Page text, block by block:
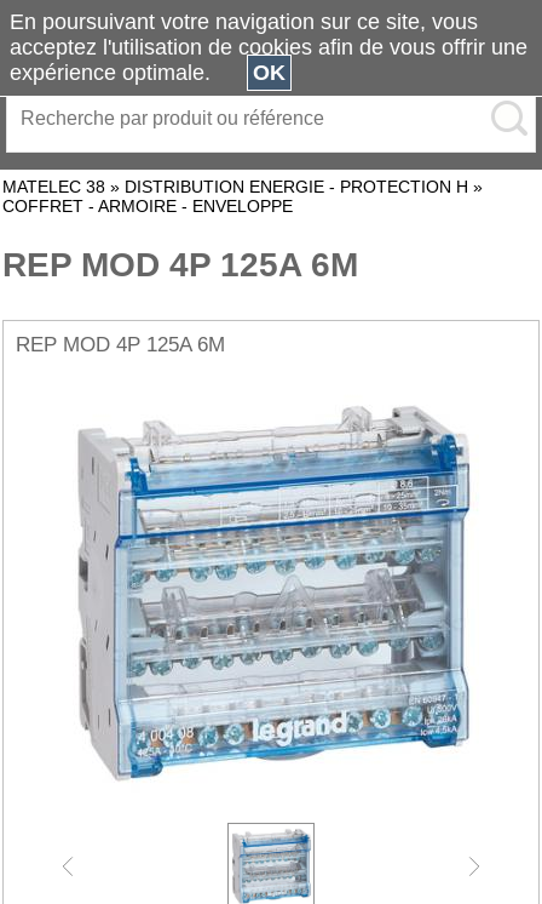
MATELEC 38 » DISTRIBUTION ENERGIE - PROTECTION H »
COFFRET - ARMOIRE - ENVELOPPE
REP MOD 4P 125A 6M
REP MOD 4P 125A 6M
En poursuivant votre navigation sur ce site, vous
acceptez l'utilisation de cookies afin de vous offrir une
expérience optimale.
OK